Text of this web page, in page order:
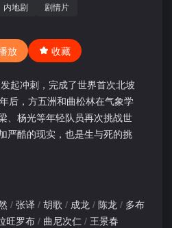
内地剧 剧情片
放 收藏
起冲刺，完成了世界首次北坡
后，方五洲和曲松林在气象学
、杨光等年轻队员再次挑战世
严酷的现实，也是生与死的挑
/ 张译 / 胡歌 / 成龙 / 陈龙 / 多布
旺罗布 / 曲尼次仁 / 王景春